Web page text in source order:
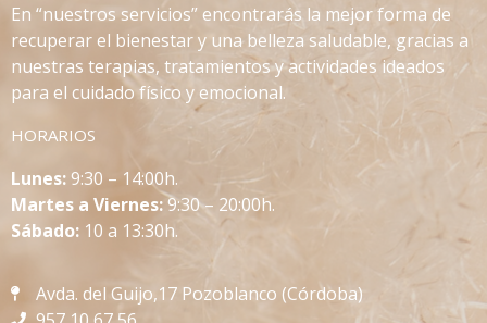
En “nuestros servicios” encontrarás la mejor forma de
recuperar el bienestar y una belleza saludable, gracias a
nuestras terapias, tratamientos y actividades ideados
para el cuidado físico y emocional.
HORARIOS
Lunes:9:30 – 14:00h.
Martes a Viernes:9:30 – 20:00h.
Sábado: 10 a 13:30h.
Avda. del Guijo,17 Pozoblanco (Córdoba)